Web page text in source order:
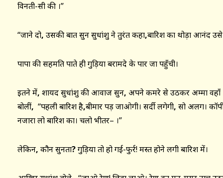
विनती-सी की ।”
“जाने दो, उसकी बात सुन सुधांशु ने तुरंत कहा,बारिश का थोड़ा आनंद
पापा की सहमति पाते ही गुड़िया बरामदे के पार जा पहुँची।
इतने में, शायद सुधांशु की आवाज सुन, अपने कमरे से उठकर अम्मा वहाँ
बोलीं, “पहली बारिश है,बीमार पड़ जाओगी। सर्दी लगेगी, सो अलग।
नजारा लो बारिश का। चलो भीतर– ।”
लेकिन, कौन सुनता?गुड़िया तो हो गई-फुर्र! मस्त होने लगी बारिश में।